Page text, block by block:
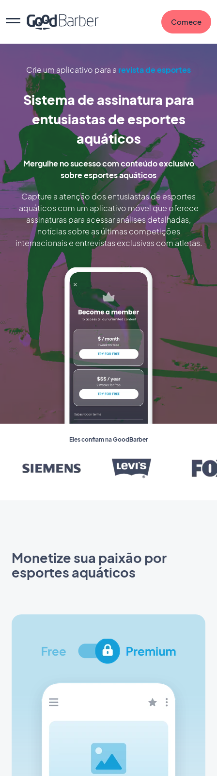
Comece
Crie um aplicativo para a revista de esportes
Sistema de assinatura para
entusiastas de esportes
aquáticos
Mergulhe no sucesso com conteúdo exclusivo
sobre esportes aquáticos
Capture a atenção dos entusiastas de esportes
aquáticos com um aplicativo móvel que oferece
assinaturas para acessar análises detalhadas,
notícias sobre as últimas competições
internacionais e entrevistas exclusivas com atletas.
Eles confiam na GoodBarber
Monetize sua paixão por
esportes aquáticos